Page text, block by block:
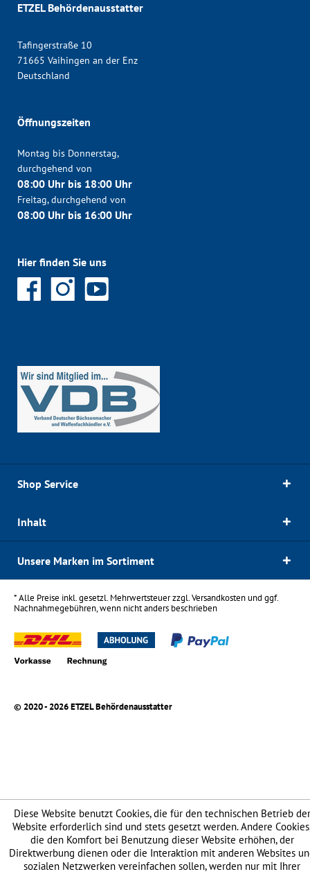
ETZEL Behördenausstatter
Tafingerstraße 10
71665 Vaihingen an der Enz
Deutschland
Öffnungszeiten
Montag bis Donnerstag,
durchgehend von
08:00 Uhr bis 18:00 Uhr
Freitag, durchgehend von
08:00 Uhr bis 16:00 Uhr
Hier finden Sie uns
Shop Service
Inhalt
Unsere Marken im Sortiment
* Alle Preise inkl. gesetzl. Mehrwertsteuer zzgl.Versandkostenund ggf.
Nachnahmegebühren, wenn nicht anders beschrieben
© 2020 - 2026 ETZEL Behördenausstatter
Diese Website benutzt Cookies, die für den technischen Betrieb der
Website erforderlich sind und stets gesetzt werden. Andere
die den Komfort bei Benutzung dieser Website erhöhen, der
Direktwerbung dienen oder die Interaktion mit anderen Websites
sozialen Netzwerken vereinfachen sollen, werden nur mit Ihrer